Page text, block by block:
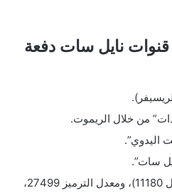
نايل سات دفعة
من خلال الريموت.
اليدوي”.
سات”.
إدخال التردد الشبكي (مثل 11180)، ومعدل الترميز 27499،